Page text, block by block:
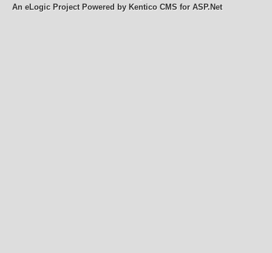
An eLogic Project Powered by Kentico CMS for ASP.Net